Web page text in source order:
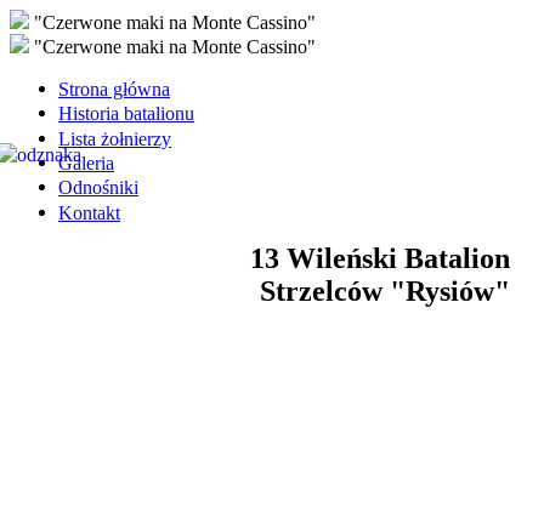
"Czerwone maki na Monte Cassino"
"Czerwone maki na Monte Cassino"
Strona główna
Historia batalionu
Lista żołnierzy
Galeria
Odnośniki
Kontakt
13 Wileński Batalion
Strzelców "Rysiów"